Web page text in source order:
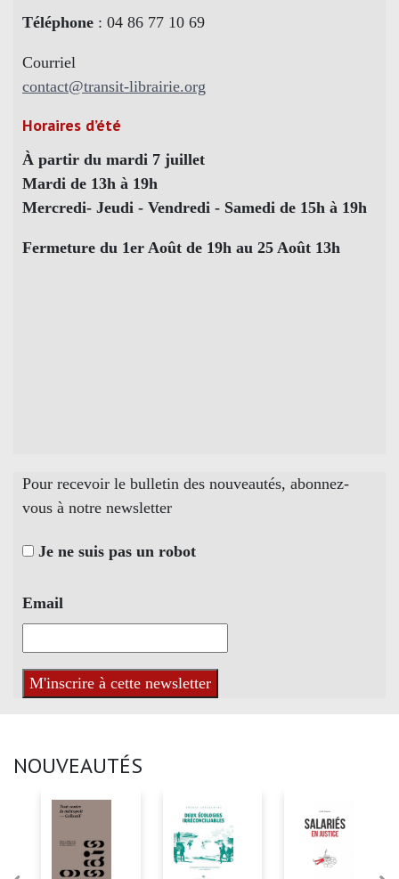
Téléphone : 04 86 77 10 69
Courriel
contact@transit-librairie.org
Horaires d’été
À partir du mardi 7 juillet
Mardi de 13h à 19h
Mercredi- Jeudi - Vendredi - Samedi de 15h à 19h
Fermeture du 1er Août de 19h au 25 Août 13h
Pour recevoir le bulletin des nouveautés, abonnez-
vous à notre newsletter
Je ne suis pas un robot
Email
NOUVEAUTÉS